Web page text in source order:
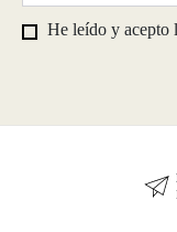
He leído y acepto